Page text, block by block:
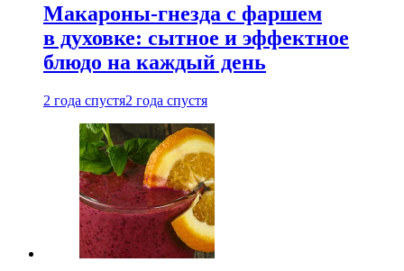
Макароны-гнезда с фаршем
в духовке: сытное и эффектное
блюдо на каждый день
2 года спустя2 года спустя